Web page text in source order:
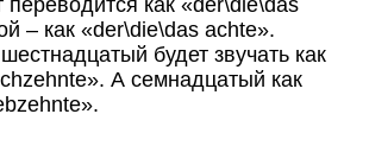
как «der\die\das
– как «der\die\das achte».
будет звучать как
А семнадцатый как